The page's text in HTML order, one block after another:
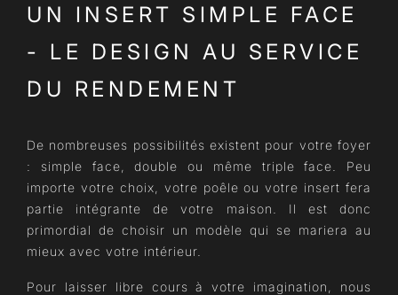
UN INSERT SIMPLE FACE
- LE DESIGN AU SERVICE
DU RENDEMENT
De nombreuses possibilités existent pour votre foyer
: simple face, double ou même triple face. Peu
importe votre choix, votre poêle ou votre insert fera
partie intégrante de votre maison. Il est donc
primordial de choisir un modèle qui se mariera au
mieux avec votre intérieur.
Pour laisser libre cours à votre imagination, nous